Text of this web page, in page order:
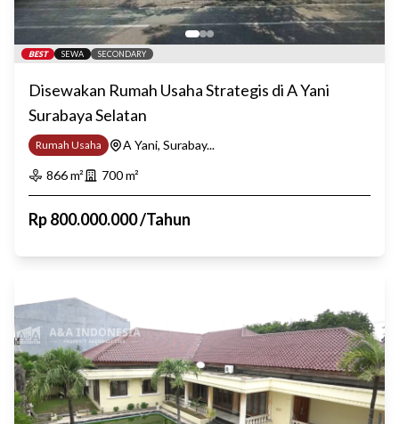
BEST SEWA SECONDARY
Disewakan Rumah Usaha Strategis di A Yani
Surabaya Selatan
Rumah Usaha
A Yani, Surabay...
866m² 700m²
Rp800.000.000/Tahun